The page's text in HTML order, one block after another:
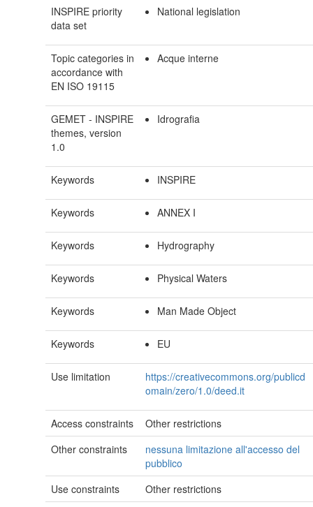
INSPIRE priority
data set
National legislation
Topic categories in
accordance with
EN ISO 19115
Acque interne
GEMET - INSPIRE
themes, version
1.0
Idrografia
Keywords INSPIRE
Keywords ANNEX I
Keywords Hydrography
Keywords Physical Waters
Keywords Man Made Object
Keywords EU
Use limitation
https://creativecommons.org/publicd
omain/zero/1.0/deed.it
Access constraints
Other restrictions
Other constraints
nessuna limitazione all'accesso del
pubblico
Use constraints
Other restrictions